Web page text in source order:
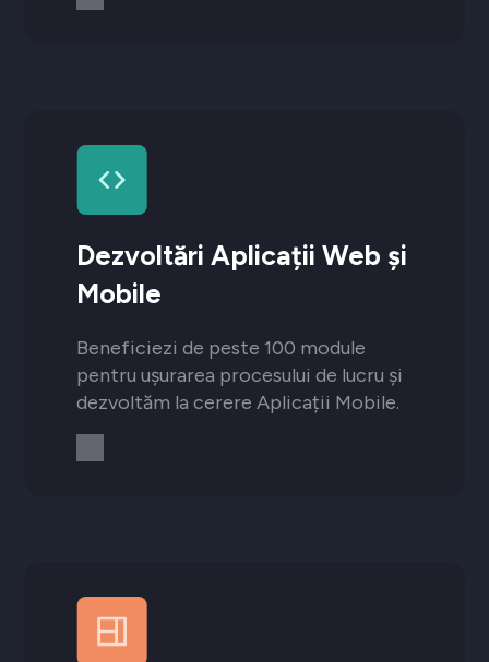
Dezvoltări Aplicații Web și
Mobile
Beneficiezi de peste 100 module
pentru ușurarea procesului de lucru și
dezvoltăm la cerere Aplicații Mobile.